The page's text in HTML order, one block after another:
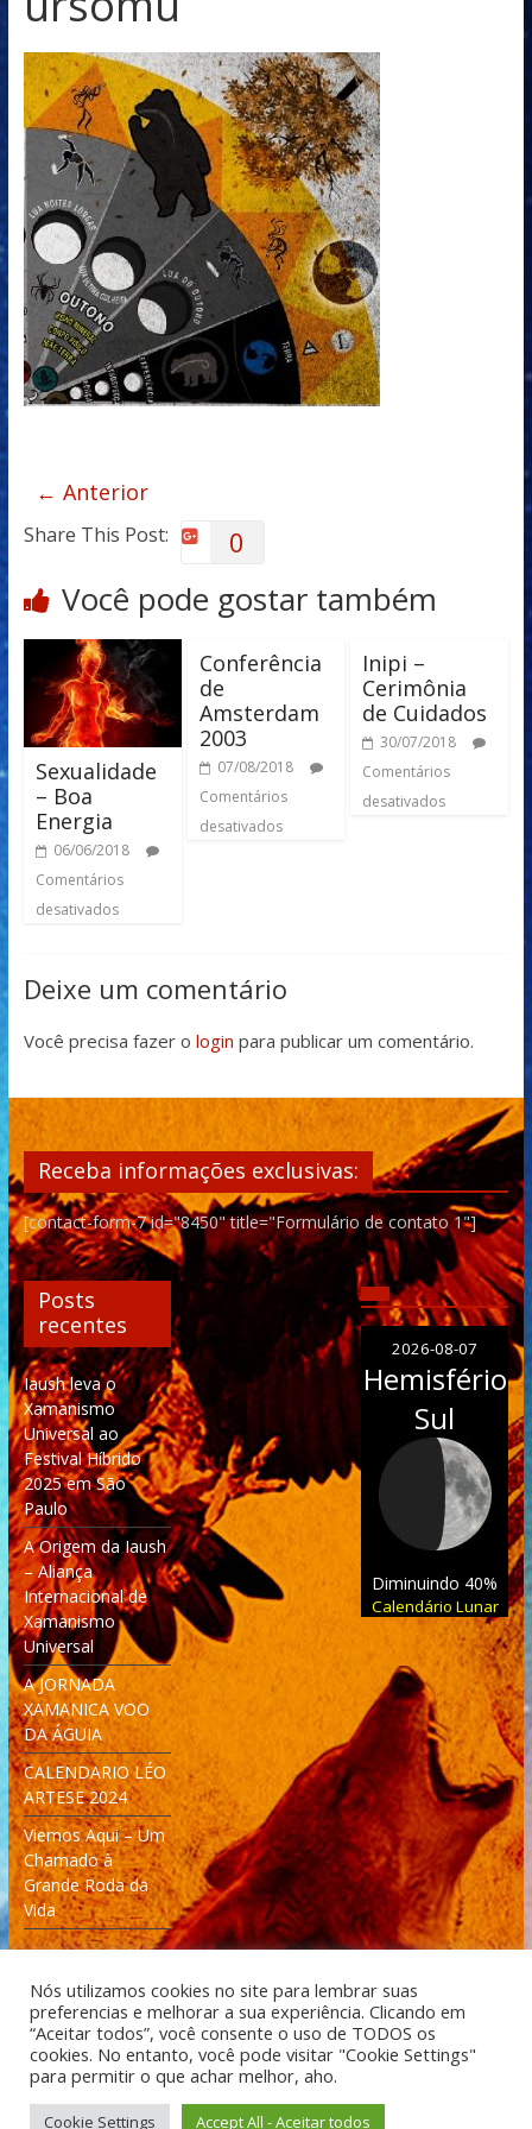
← Anterior
Share This Post: 0
Você pode gostar também
Sexualidade
– Boa
Energia
06/06/2018
Comentários
desativados
Conferência
de
Amsterdam
2003
07/08/2018
Comentários
desativados
Inipi –
Cerimônia
de Cuidados
30/07/2018
Comentários
desativados
Deixe um comentário
Você precisa fazer o login para publicar um comentário.
Receba informações exclusivas:
[contact-form-7 id="8450" title="Formulário de contato 1"]
Posts
recentes
Iaush leva o
Xamanismo
Universal ao
Festival Híbrido
2025 em São
Paulo
A Origem da Iaush
– Aliança
Internacional de
Xamanismo
Universal
A JORNADA
XAMANICA VOO
DA ÁGUIA
CALENDARIO LÉO
ARTESE 2024
Viemos Aqui – Um
Chamado à
Grande Roda da
Vida
2026-08-07
Hemisfério
Sul
Diminuindo 40%
Calendário Lunar
Desenvolvido: Moleculas4D - Engenharia Espacial e
Tecnologia [moleculas4d.com.br]
Nós utilizamos cookies no site para lembrar suas
preferencias e melhorar a sua experiência. Clicando em
“Aceitar todos”, você consente o uso de TODOS os
cookies. No entanto, você pode visitar "Cookie Settings"
para permitir o que achar melhor, aho.
Cookie Settings Accept All - Aceitar todos